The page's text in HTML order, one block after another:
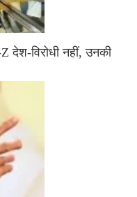
देश-विरोधी नहीं, उनकी